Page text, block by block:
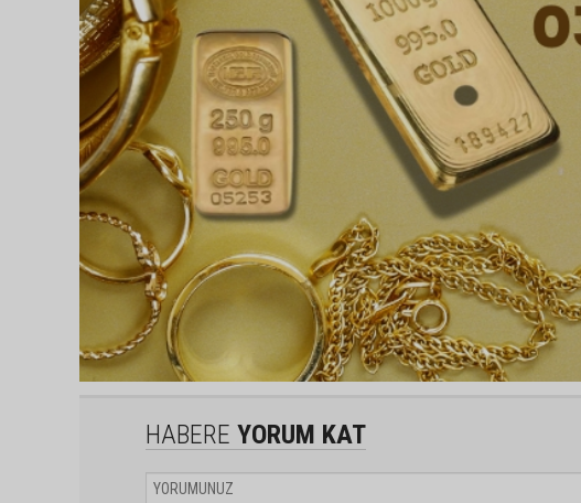
HABERE YORUM KAT